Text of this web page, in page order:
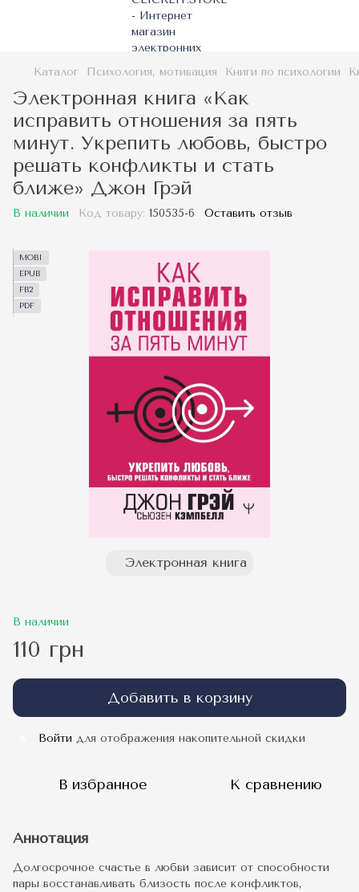
Каталог Психология, мотивация Книги по психологии
Электронная книга «Как
исправить отношения за пять
минут. Укрепить любовь, быстро
решать конфликты и стать
ближе» Джон Грэй
В наличии Код товару: 150535-6 Оставить отзыв
MOBI
EPUB
FB2
PDF
Электронная книга
В наличии
110 грн
Добавить в корзину
Войти для отображения накопительной скидки
В избранное К сравнению
Аннотация
Долгосрочное счастье в любви зависит от способности
пары восстанавливать близость после конфликтов,